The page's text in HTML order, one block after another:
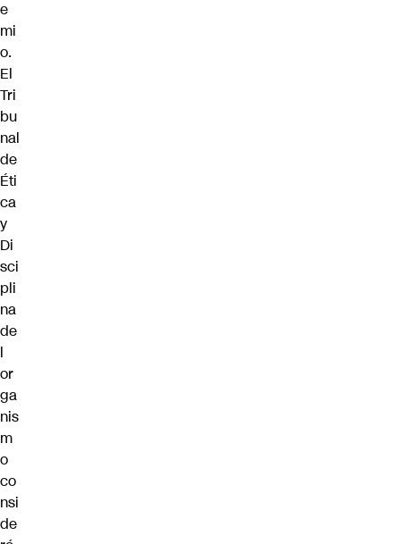
e
mi
o.
El
Tri
bu
nal
de
Éti
ca
y
Di
sci
pli
na
de
l
or
ga
nis
m
o
co
nsi
de